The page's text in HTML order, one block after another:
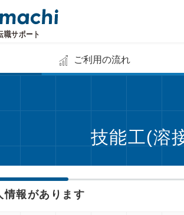
ご利用の流れ
技能工(溶
情報があります